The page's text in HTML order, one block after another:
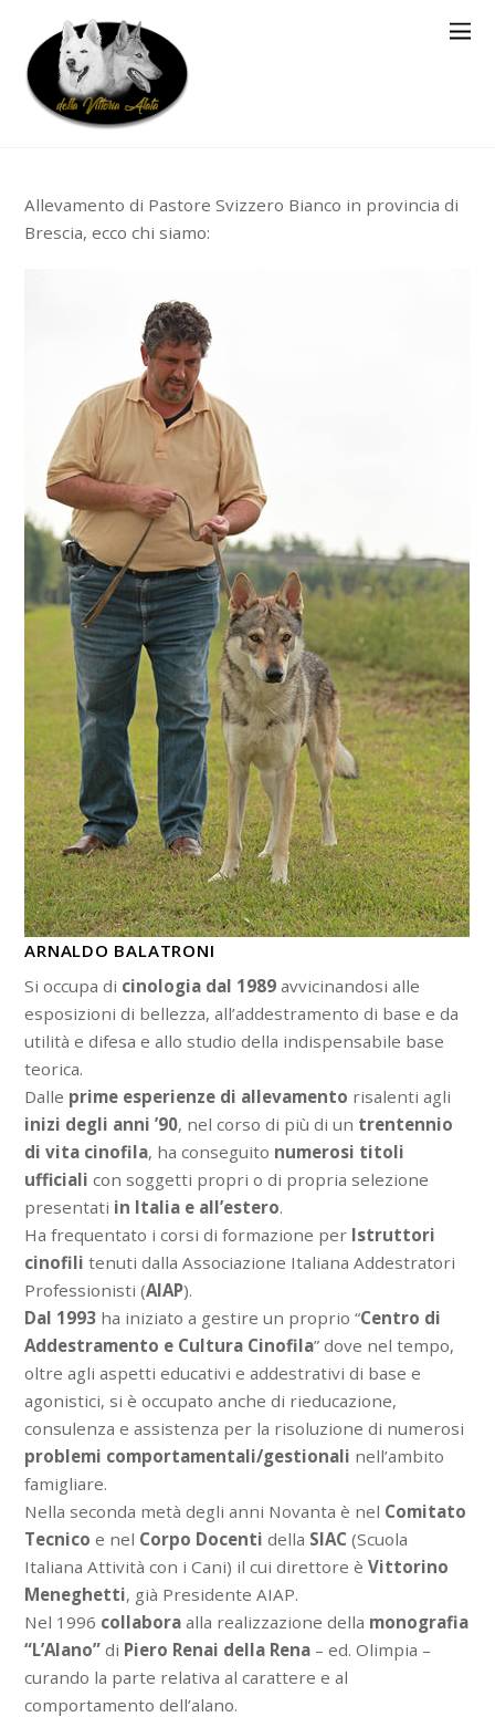
Allevamento di Pastore Svizzero Bianco in provincia di
Brescia, ecco chi siamo:
ARNALDO BALATRONI
Si occupa di cinologia dal 1989 avvicinandosi alle
esposizioni di bellezza, all’addestramento di base e da
utilità e difesa e allo studio della indispensabile base
teorica.
Dalle prime esperienze di allevamento risalenti agli
inizi degli anni ’90, nel corso di più di un trentennio
di vita cinofila, ha conseguito numerosi titoli
ufficiali con soggetti propri o di propria selezione
presentati in Italia e all’estero.
Ha frequentato i corsi di formazione per Istruttori
cinofili tenuti dalla Associazione Italiana Addestratori
Professionisti (AIAP).
Dal 1993 ha iniziato a gestire un proprio “Centro di
Addestramento e Cultura Cinofila” dove nel tempo,
oltre agli aspetti educativi e addestrativi di base e
agonistici, si è occupato anche di rieducazione,
consulenza e assistenza per la risoluzione di numerosi
problemi comportamentali/gestionali nell’ambito
famigliare.
Nella seconda metà degli anni Novanta è nel Comitato
Tecnico e nel Corpo Docenti della SIAC (Scuola
Italiana Attività con i Cani) il cui direttore èVittorino
Meneghetti, già Presidente AIAP.
Nel 1996 collabora alla realizzazione della monografia
“L’Alano” di Piero Renai della Rena – ed. Olimpia –
curando la parte relativa al carattere e al
comportamento dell’alano.